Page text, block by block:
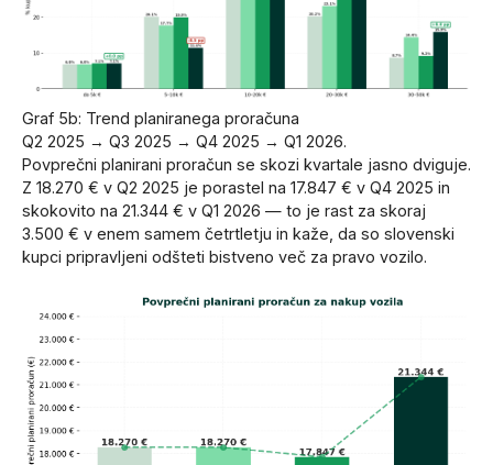
Graf 5b: Trend planiranega proračuna
Q2 2025 → Q3 2025 → Q4 2025 → Q1 2026.
Povprečni planirani proračun se skozi kvartale jasno dviguje.
Z 18.270 € v Q2 2025 je porastel na 17.847 € v Q4 2025 in
skokovito na 21.344 € v Q1 2026 — to je rast za skoraj
3.500 € v enem samem četrtletju in kaže, da so slovenski
kupci pripravljeni odšteti bistveno več za pravo vozilo.